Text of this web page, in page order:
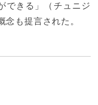
できる」（チュニジ
も提言された。